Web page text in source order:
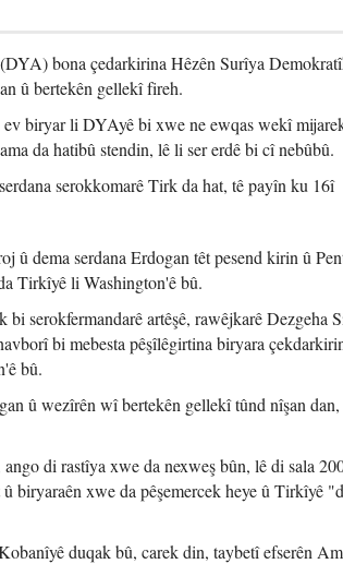
bona çedarkirina Hêzên Surîya
û bertekên gellekî fireh.
biryar li DYAyê bi xwe ne ewqas wekî
da hatibû stendin, lê li ser erdê bi cî nebûbû.
serokkomarê Tirk da hat, tê payîn ku 16î
û dema serdana Erdogan têt pesend kirin û
Tirkîyê li Washington'ê bû.
bi serokfermandarê artêşê, rawêjkarê
bi mebesta pêşîlêgirtina biryara
bû.
û wezîrên wî bertekên gellekî tûnd nîşan dan,
di rastîya xwe da nexweş bûn, lê di sala
biryaraên xwe da pêşemercek heye û Tirkîyê
duqak bû, carek din, taybetî efserên